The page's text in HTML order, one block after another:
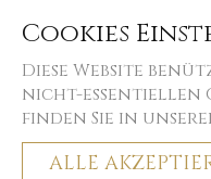
Cookies
Diese Website
nicht-essentiellen
finden Sie in
ALLE